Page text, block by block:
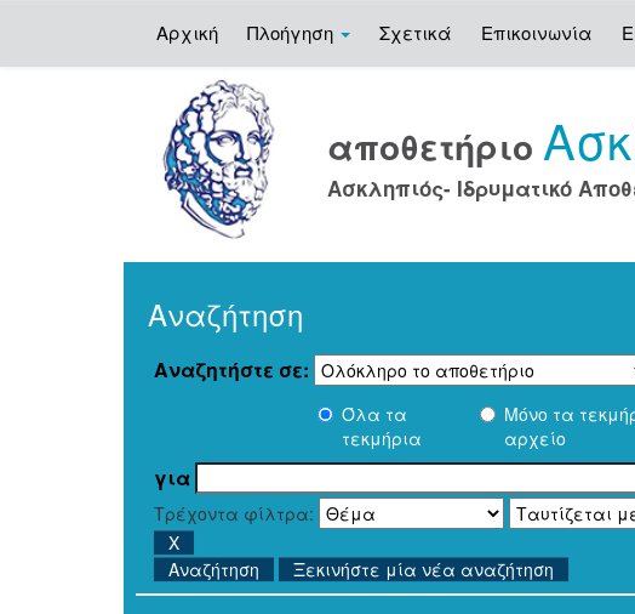
Αρχική Πλοήγηση Σχετικά Επικοινωνία
αποθετήριο
Ασκληπιός- Ιδρυματικό
Αναζήτηση
Αναζητήστε σε:
Όλα τα
τεκμήρια
Μόνο τα
αρχείο
για
Τρέχοντα φίλτρα:
Ξεκινήστε μία νέα αναζήτηση